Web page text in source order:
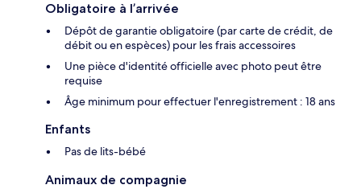
Obligatoire à l’arrivée
Dépôt de garantie obligatoire (par carte de crédit, de
débit ou en espèces) pour les frais accessoires
Une pièce d'identité officielle avec photo peut être
requise
Âge minimum pour effectuer l'enregistrement : 18 ans
Enfants
Pas de lits-bébé
Animaux de compagnie